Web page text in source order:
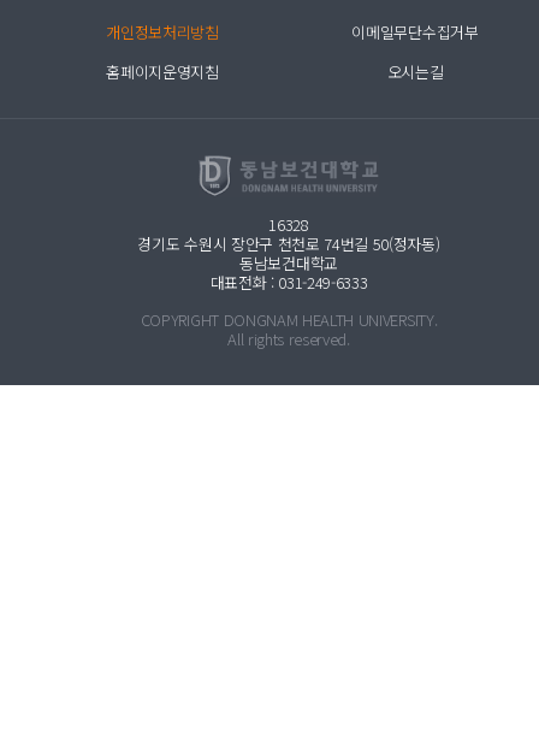
개인정보처리방침
이메일무단수집거부
홈페이지운영지침
오시는길
16328
경기도 수원시 장안구 천천로 74번길 50(정자동)
동남보건대학교
대표전화 : 031-249-6333
COPYRIGHT DONGNAM HEALTH UNIVERSITY.
All rights reserved.